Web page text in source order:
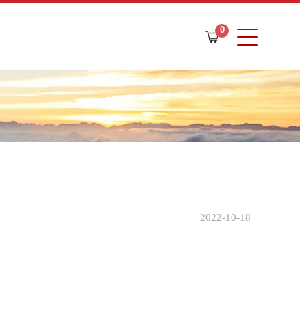
購
車
0
2022-10-18